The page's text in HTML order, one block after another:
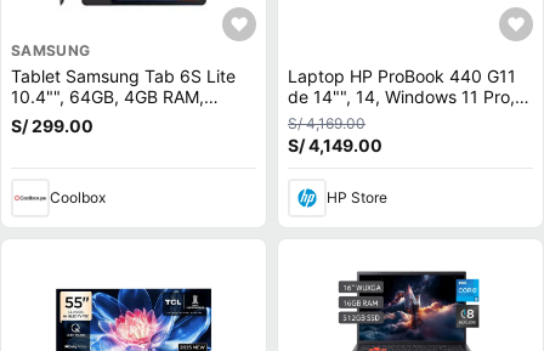
SAMSUNG
Tablet Samsung Tab 6S Lite
10.4"", 64GB, 4GB RAM,
cámara principal 8MP y frontal
5MP, Octa-Core, 7040 mAh,
S/ 299.00
Coolbox
Laptop HP ProBook 440 G11
de 14"", 14, Windows 11 Pro,
Intel Core Ultra 5, 16 GB RAM,
512 GB SSD, A24Z2LT
S/ 4,169.00
S/ 4,149.00
HP Store